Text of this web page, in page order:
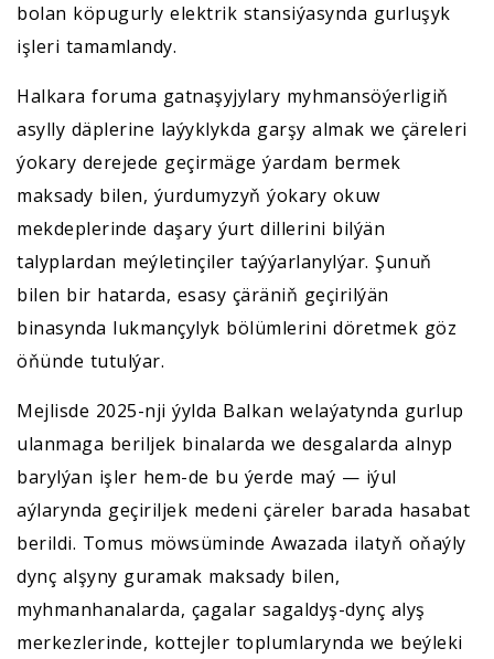
bolan köpugurly elektrik stansiýasynda gurluşyk
işleri tamamlandy.
Halkara foruma gatnaşyjylary myhmansöýerligiň
asylly däplerine laýyklykda garşy almak we çäreleri
ýokary derejede geçirmäge ýardam bermek
maksady bilen, ýurdumyzyň ýokary okuw
mekdeplerinde daşary ýurt dillerini bilýän
talyplardan meýletinçiler taýýarlanylýar. Şunuň
bilen bir hatarda, esasy çäräniň geçirilýän
binasynda lukmançylyk bölümlerini döretmek göz
öňünde tutulýar.
Mejlisde 2025-nji ýylda Balkan welaýatynda gurlup
ulanmaga beriljek binalarda we desgalarda alnyp
barylýan işler hem-de bu ýerde maý — iýul
aýlarynda geçiriljek medeni çäreler barada hasabat
berildi. Tomus möwsüminde Awazada ilatyň oňaýly
dynç alşyny guramak maksady bilen,
myhmanhanalarda, çagalar sagaldyş-dynç alyş
merkezlerinde, kottejler toplumlarynda we beýleki